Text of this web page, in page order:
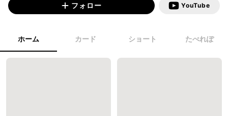
フォロー YouTube
ホーム カード ショート たべれぽ